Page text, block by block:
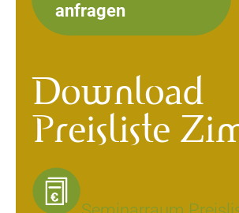
anfragen
Download
Preisliste